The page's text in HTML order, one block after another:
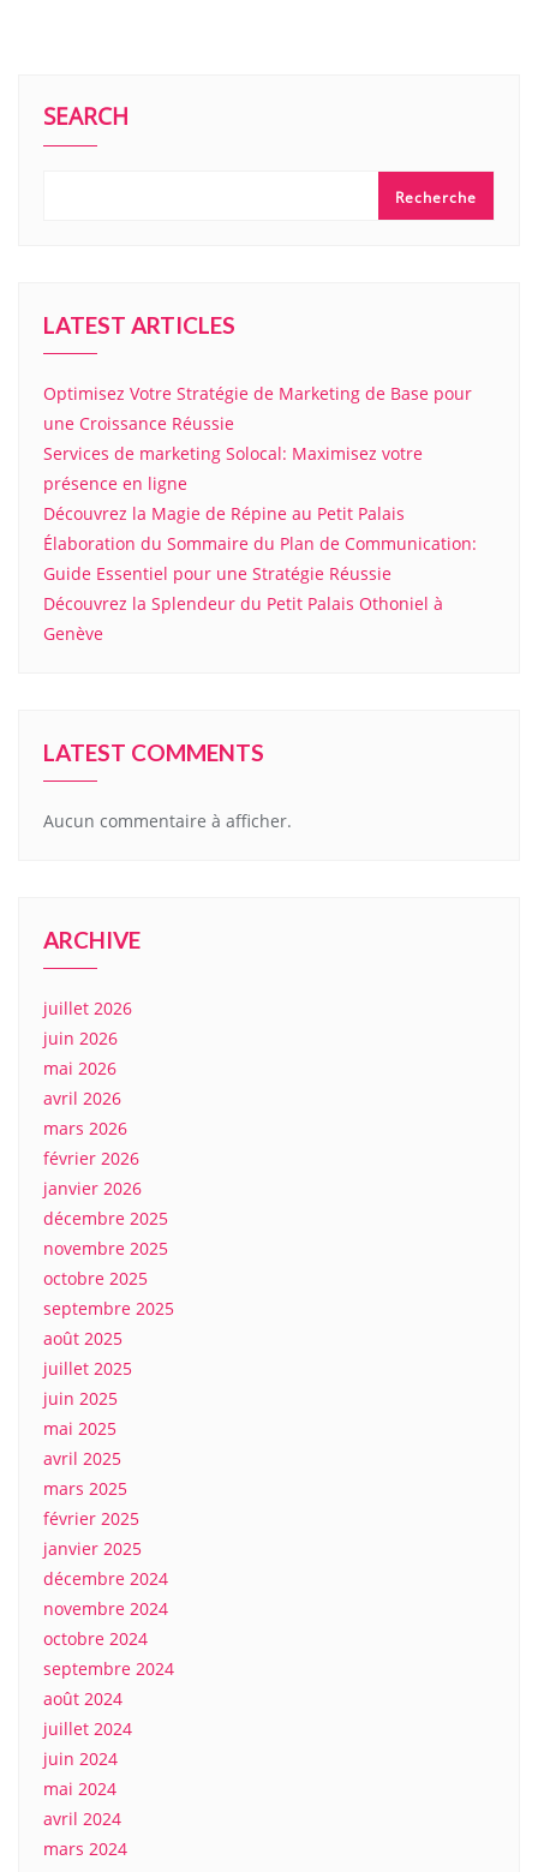
SEARCH
Recherche
LATEST ARTICLES
Optimisez Votre Stratégie de Marketing de Base pour
une Croissance Réussie
Services de marketing Solocal: Maximisez votre
présence en ligne
Découvrez la Magie de Répine au Petit Palais
Élaboration du Sommaire du Plan de Communication:
Guide Essentiel pour une Stratégie Réussie
Découvrez la Splendeur du Petit Palais Othoniel à
Genève
LATEST COMMENTS
Aucun commentaire à afficher.
ARCHIVE
juillet 2026
juin 2026
mai 2026
avril 2026
mars 2026
février 2026
janvier 2026
décembre 2025
novembre 2025
octobre 2025
septembre 2025
août 2025
juillet 2025
juin 2025
mai 2025
avril 2025
mars 2025
février 2025
janvier 2025
décembre 2024
novembre 2024
octobre 2024
septembre 2024
août 2024
juillet 2024
juin 2024
mai 2024
avril 2024
mars 2024